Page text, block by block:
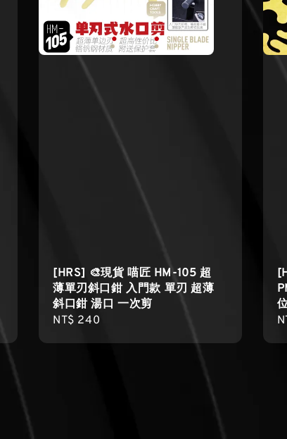
[HRS] 🎨現貨 喵匠 HM-105 超
薄單刃斜口鉗 入門款 單刃 超薄
斜口鉗 湯口 一次剪
Regular
NT$ 240